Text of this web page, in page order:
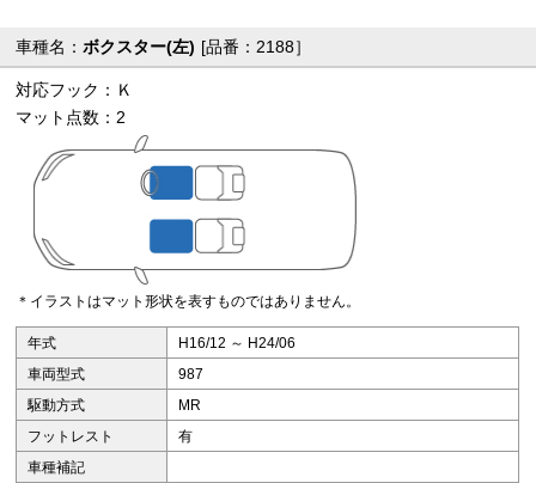
車種名：ボクスター(左) [品番：2188］
対応フック：Ｋ
マット点数：2
＊イラストはマット形状を表すものではありません。
年式
H16/12 ～ H24/06
車両型式
987
駆動方式
MR
フットレスト
有
車種補記